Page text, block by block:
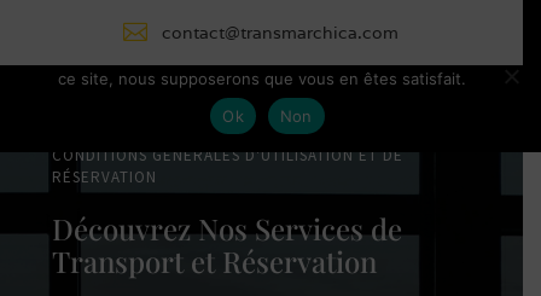
 contact@transmarchica.com
CONDITIONS GÉNÉRALES D'UTILISATION ET DE
RÉSERVATION
Découvrez Nos Services de
Transport et Réservation
Nous utilisons des cookies pour vous garantir la meilleure
ce site, nous supposerons que vous en êtes satisfait.
Ok
Non